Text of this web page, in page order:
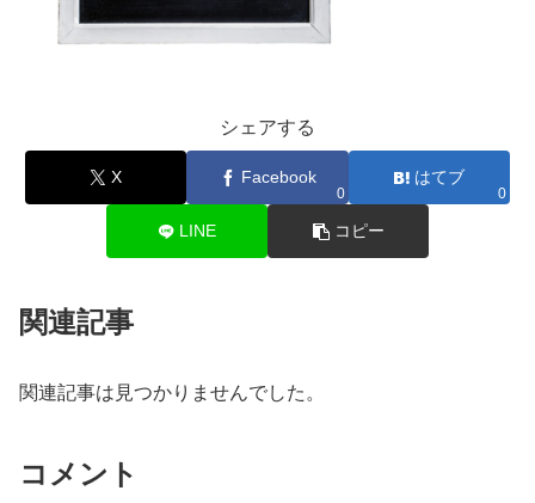
シェアする
X Facebook
0
はてブ
0
LINE コピー
関連記事
関連記事は見つかりませんでした。
コメント